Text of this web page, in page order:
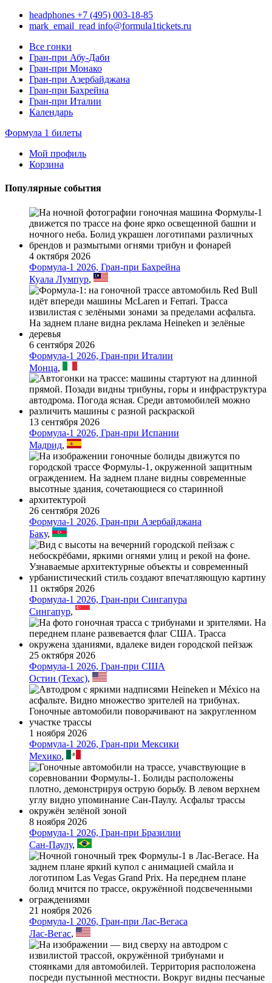
headphones +7 (495) 003-18-85
mark_email_read info@formula1tickets.ru
Все гонки
Гран-при Абу-Даби
Гран-при Монако
Гран-при Азербайджана
Гран-при Бахрейна
Гран-при Италии
Календарь
Формула 1 билеты
Мой профиль
Корзина
Популярные события
4 октября 2026
Формула-1 2026, Гран-при Бахрейна
Куала Лумпур,
6 сентября 2026
Формула-1 2026, Гран-при Италии
Монца,
13 сентября 2026
Формула-1 2026, Гран-при Испании
Мадрид,
26 сентября 2026
Формула-1 2026, Гран-при Азербайджана
Баку,
11 октября 2026
Формула-1 2026, Гран-при Сингапура
Сингапур,
25 октября 2026
Формула-1 2026, Гран-при США
Остин (Техас),
1 ноября 2026
Формула-1 2026, Гран-при Мексики
Мехико,
8 ноября 2026
Формула-1 2026, Гран-при Бразилии
Сан-Паулу,
21 ноября 2026
Формула-1 2026, Гран-при Лас-Вегаса
Лас-Вегас,